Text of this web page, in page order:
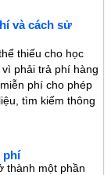
và cách sử
thiếu cho học
phải trả phí hàng
phí cho phép
tìm kiếm thông
phí
thành một phần